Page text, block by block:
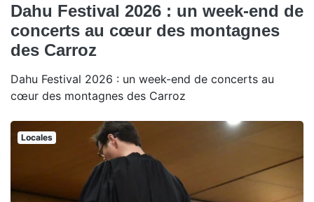
Dahu Festival 2026 : un week-end de
concerts au cœur des montagnes
des Carroz
Dahu Festival 2026 : un week-end de concerts au
cœur des montagnes des Carroz
Locales